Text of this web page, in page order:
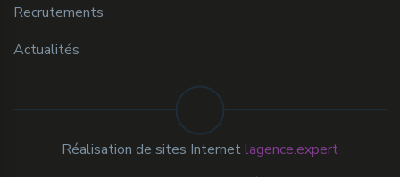
Recrutements
Actualités
Réalisation de sites Internetlagence.expert